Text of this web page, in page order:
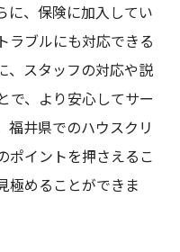
に、保険に加入してい
ラブルにも対応できる
、スタッフの対応や説
で、より安心してサー
福井県でのハウスクリ
ポイントを押さえるこ
極めることができま